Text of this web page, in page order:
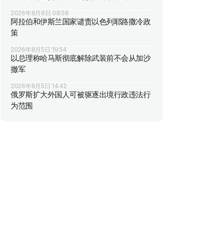
2026年8月6日 08:58
阿拉伯和伊斯兰国家谴责以色列耶路撒冷政
策
2026年8月5日 19:54
以总理称哈马斯彻底解除武装前不会从加沙
撤军
2026年8月5日 14:42
俄罗斯扩大外国人可被驱逐出境行政违法行
为范围